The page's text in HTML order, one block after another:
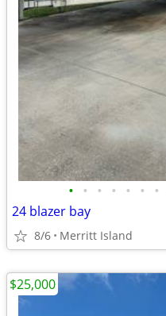
• • • • • • •
24 blazer bay
8/6 Merritt Island
$25,000